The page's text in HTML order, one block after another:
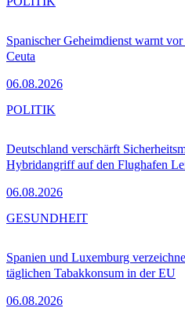
Spanischer Geheimdienst warnt
Ceuta
06.08.2026
Deutschland verschärft
Hybridangriff auf den Flughafen
06.08.2026
POLITIK
Spanien und Luxemburg
täglichen Tabakkonsum in der EU
06.08.2026
GESUNDHEIT